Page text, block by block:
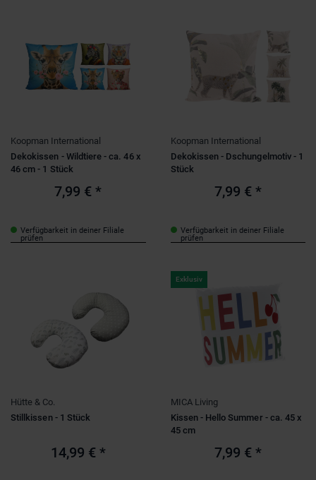
Koopman International
Dekokissen - Wildtiere - ca. 46 x
46 cm - 1 Stück
7,99 € *
Verfügbarkeit in deiner Filiale
prüfen
Koopman International
Dekokissen - Dschungelmotiv - 1
Stück
7,99 € *
Verfügbarkeit in deiner Filiale
prüfen
Hütte & Co.
Stillkissen - 1 Stück
14,99 € *
Exklusiv
MICA Living
Kissen - Hello Summer - ca. 45 x
45 cm
7,99 € *